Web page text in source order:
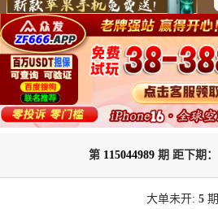
第 115044989期 距下期：
大单未开: 5期